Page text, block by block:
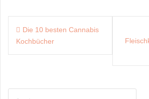
Beitragsnavigation
Die 10 besten Cannabis
Kochbücher